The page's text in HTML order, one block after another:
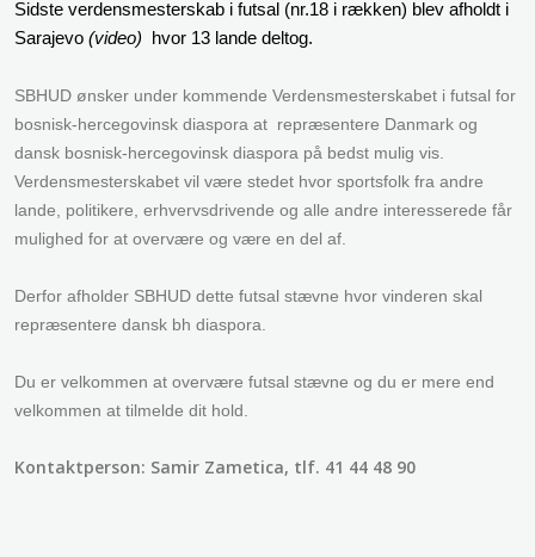
Sidste verdensmesterskab i futsal (nr.18 i rækken) blev afholdt i
Sarajevo (video) hvor 13 lande deltog.
SBHUD ønsker under kommende Verdensmesterskabet i futsal for
bosnisk-hercegovinsk diaspora at repræsentere Danmark og
dansk bosnisk-hercegovinsk diaspora på bedst mulig vis.
Verdensmesterskabet vil være stedet hvor sportsfolk fra andre
lande, politikere, erhvervsdrivende og alle andre interesserede får
mulighed for at overvære og være en del af.
Derfor afholder SBHUD dette futsal stævne hvor vinderen skal
repræsentere dansk bh diaspora.
Du er velkommen at overvære futsal stævne og du er mere end
velkommen at tilmelde dit hold.
Kontaktperson: Samir Zametica, tlf. 41 44 48 90